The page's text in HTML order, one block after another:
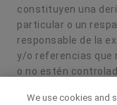
constituyen una
particular o un
responsable de la
y/o referencias que
o no estén
El contenido
We use cookies and